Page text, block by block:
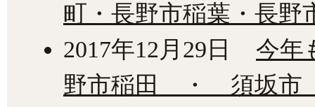
町・長野市稲葉・長野
2017年12月29日
今年
野市稲田 ・ 須坂